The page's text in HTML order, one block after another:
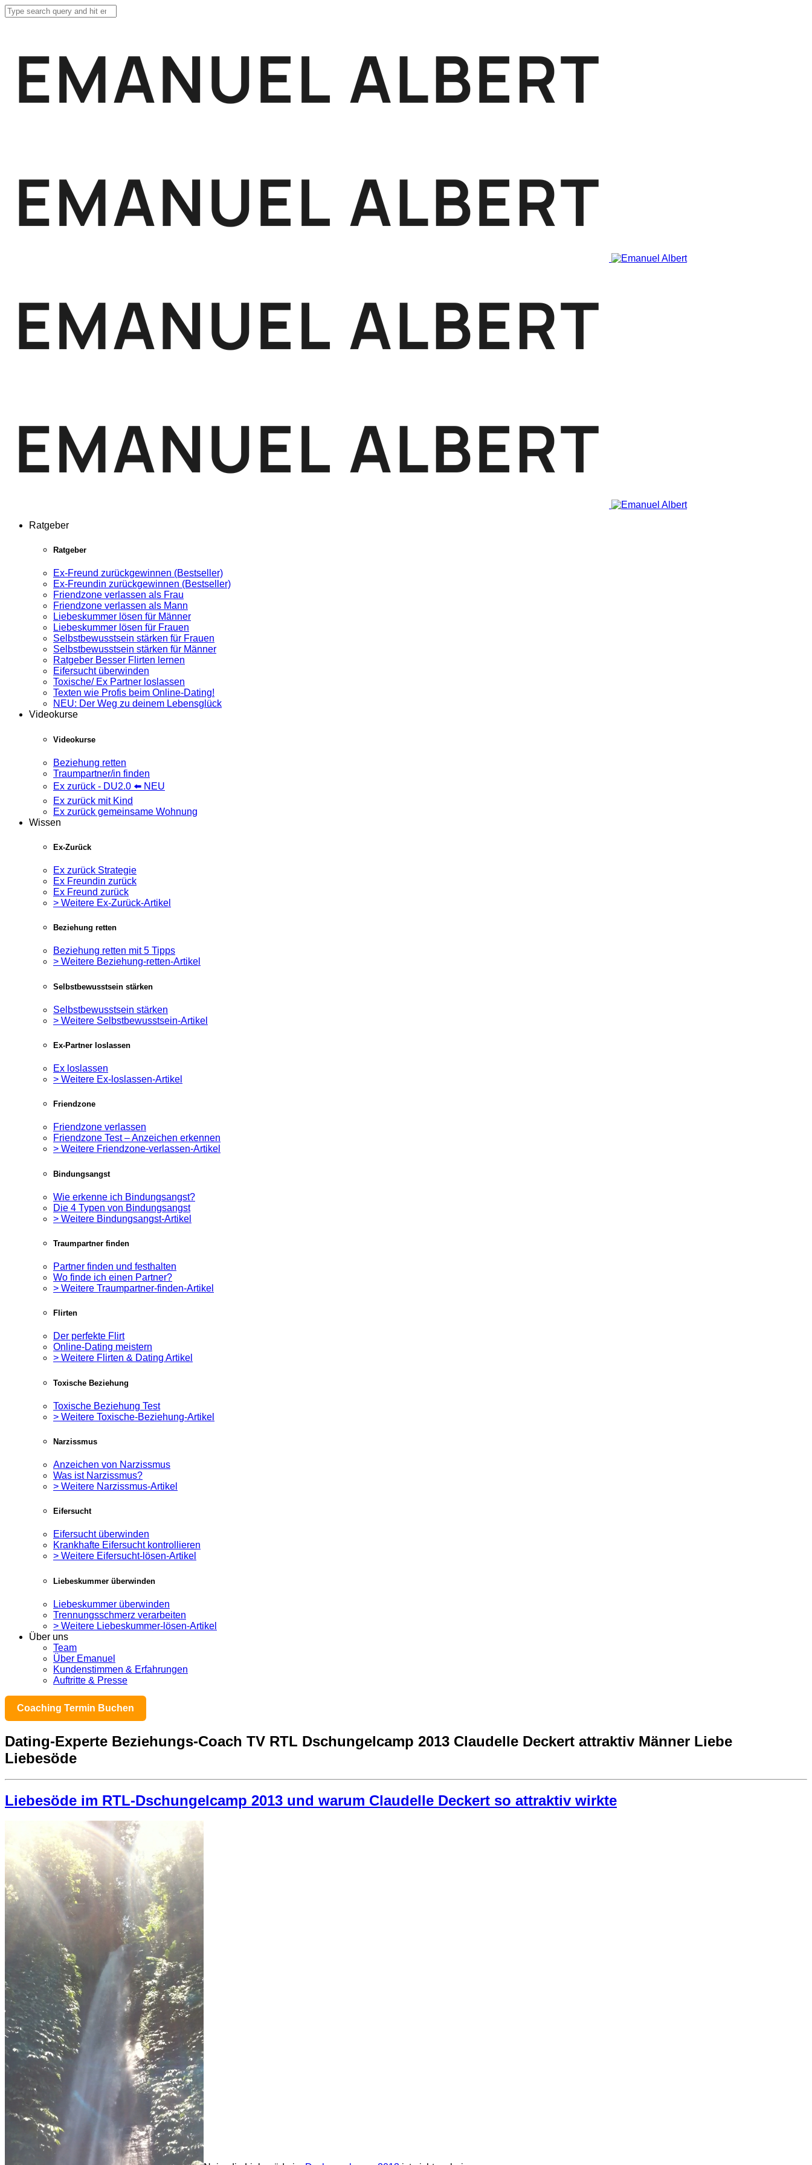
Ratgeber
Ratgeber
Ex-Freund zurückgewinnen (Bestseller)
Ex-Freundin zurückgewinnen (Bestseller)
Friendzone verlassen als Frau
Friendzone verlassen als Mann
Liebeskummer lösen für Männer
Liebeskummer lösen für Frauen
Selbstbewusstsein stärken für Frauen
Selbstbewusstsein stärken für Männer
Ratgeber Besser Flirten lernen
Eifersucht überwinden
Toxische/ Ex Partner loslassen
Texten wie Profis beim Online-Dating!
NEU: Der Weg zu deinem Lebensglück
Videokurse
Videokurse
Beziehung retten
Traumpartner/in finden
Ex zurück - DU2.0 ⬅️ NEU
Ex zurück mit Kind
Ex zurück gemeinsame Wohnung
Wissen
Ex-Zurück
Ex zurück Strategie
Ex Freundin zurück
Ex Freund zurück
> Weitere Ex-Zurück-Artikel
Beziehung retten
Beziehung retten mit 5 Tipps
> Weitere Beziehung-retten-Artikel
Selbstbewusstsein stärken
Selbstbewusstsein stärken
> Weitere Selbstbewusstsein-Artikel
Ex-Partner loslassen
Ex loslassen
> Weitere Ex-loslassen-Artikel
Friendzone
Friendzone verlassen
Friendzone Test – Anzeichen erkennen
> Weitere Friendzone-verlassen-Artikel
Bindungsangst
Wie erkenne ich Bindungsangst?
Die 4 Typen von Bindungsangst
> Weitere Bindungsangst-Artikel
Traumpartner finden
Partner finden und festhalten
Wo finde ich einen Partner?
> Weitere Traumpartner-finden-Artikel
Flirten
Der perfekte Flirt
Online-Dating meistern
> Weitere Flirten & Dating Artikel
Toxische Beziehung
Toxische Beziehung Test
> Weitere Toxische-Beziehung-Artikel
Narzissmus
Anzeichen von Narzissmus
Was ist Narzissmus?
> Weitere Narzissmus-Artikel
Eifersucht
Eifersucht überwinden
Krankhafte Eifersucht kontrollieren
> Weitere Eifersucht-lösen-Artikel
Liebeskummer überwinden
Liebeskummer überwinden
Trennungsschmerz verarbeiten
> Weitere Liebeskummer-lösen-Artikel
Über uns
Team
Über Emanuel
Kundenstimmen & Erfahrungen
Auftritte & Presse
Coaching Termin Buchen
Dating-Experte Beziehungs-Coach TV RTL Dschungelcamp 2013 Claudelle Deckert attraktiv Männer Liebe
Liebesöde
Liebesöde im RTL-Dschungelcamp 2013 und warum Claudelle Deckert so attraktiv wirkte